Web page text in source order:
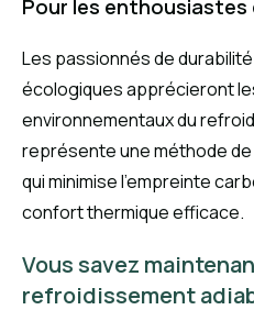
Pour les enthousiastes
Les passionnés de
écologiques apprécieront
environnementaux du
représente une méthode
qui minimise l’empreinte
confort thermique efficace.
Vous savez
refroidissement